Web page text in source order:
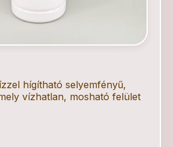
hígítható selyemfényű,
vízhatlan, mosható felület